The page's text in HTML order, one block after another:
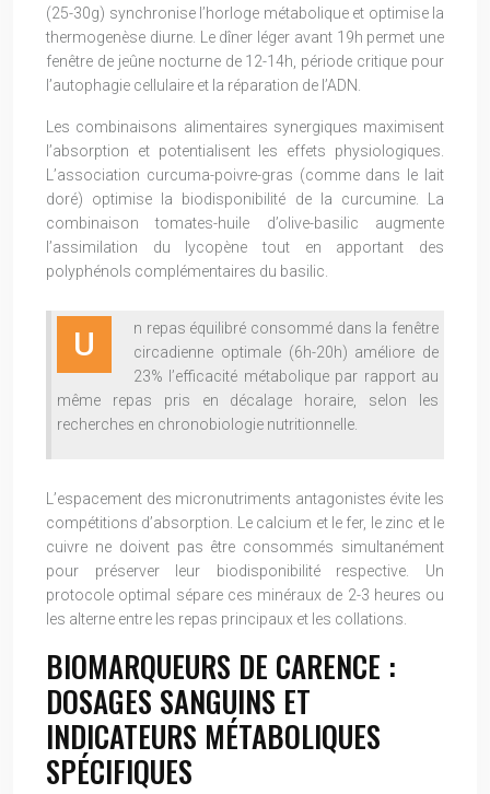
(25-30g) synchronise l’horloge métabolique et optimise la
thermogenèse diurne. Le dîner léger avant 19h permet une
fenêtre de jeûne nocturne de 12-14h, période critique pour
l’autophagie cellulaire et la réparation de l’ADN.
Les combinaisons alimentaires synergiques maximisent
l’absorption et potentialisent les effets physiologiques.
L’association curcuma-poivre-gras (comme dans le lait
doré) optimise la biodisponibilité de la curcumine. La
combinaison tomates-huile d’olive-basilic augmente
l’assimilation du lycopène tout en apportant des
polyphénols complémentaires du basilic.
U
n repas équilibré consommé dans la fenêtre
circadienne optimale (6h-20h) améliore de
23% l’efficacité métabolique par rapport au
même repas pris en décalage horaire, selon les
recherches en chronobiologie nutritionnelle.
L’espacement des micronutriments antagonistes évite les
compétitions d’absorption. Le calcium et le fer, le zinc et le
cuivre ne doivent pas être consommés simultanément
pour préserver leur biodisponibilité respective. Un
protocole optimal sépare ces minéraux de 2-3 heures ou
les alterne entre les repas principaux et les collations.
BIOMARQUEURS DE CARENCE :
DOSAGES SANGUINS ET
INDICATEURS MÉTABOLIQUES
SPÉCIFIQUES